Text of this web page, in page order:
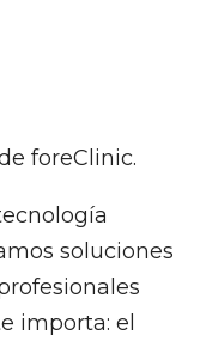
foreClinic.
soluciones
importa: el